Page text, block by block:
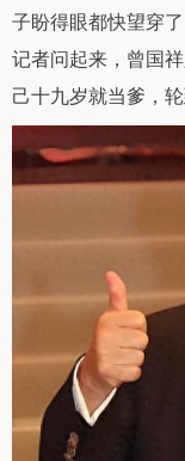
子盼得眼都快望穿
记者问起来，曾国
己十九岁就当爹，